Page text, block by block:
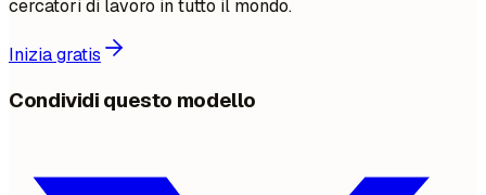
cercatori di lavoro in tutto il mondo.
Inizia gratis
Condividi questo modello